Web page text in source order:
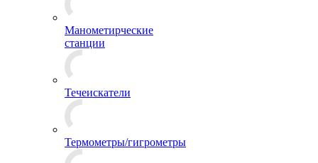
Манометирческие
станции
Течеискатели
Термометры/гигрометры